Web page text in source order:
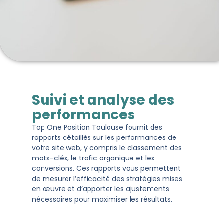
Suivi et analyse des
performances
Top One Position Toulouse fournit des
rapports détaillés sur les performances de
votre site web, y compris le classement des
mots-clés, le trafic organique et les
conversions. Ces rapports vous permettent
de mesurer l’efficacité des stratégies mises
en œuvre et d’apporter les ajustements
nécessaires pour maximiser les résultats.